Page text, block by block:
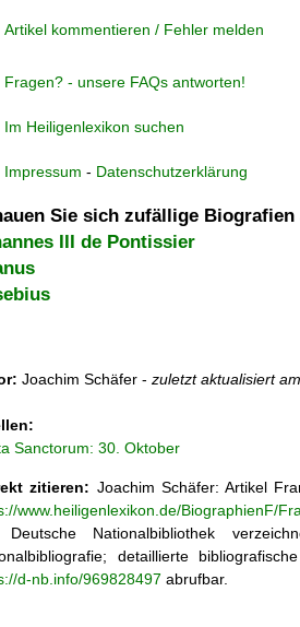
Artikel kommentieren / Fehler melden
Fragen? - unsere FAQs antworten!
Im Heiligenlexikon suchen
Impressum - Datenschutzerklärung
Sie sich zufällige Biografien
III de Pontissier
Joachim Schäfer - zuletzt aktualisiert am
Sanctorum: 30. Oktober
zitieren: Joachim Schäfer: Artikel
www.heiligenlexikon.de/BiographienF/
Deutsche Nationalbibliothek
detaillierte
d-nb.info/969828497 abrufbar.